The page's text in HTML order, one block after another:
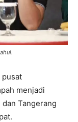
pusat
menjadi
Tangerang